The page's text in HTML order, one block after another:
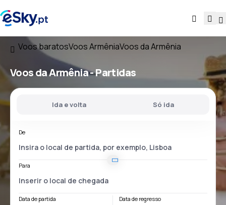
Voos baratosVoos ArmêniaVoos da Armênia
Voosda Armênia- Partidas
Ida e volta Só ida
De
Para
Data de partida Data de regresso